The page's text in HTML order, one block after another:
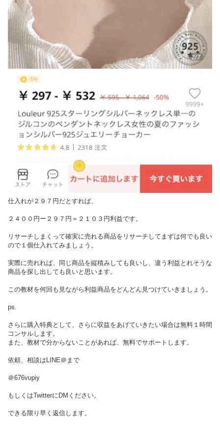
仕入れが２９７円だとすれば、
２４００円ー２９７円＝２１０３円利益です。
リサーチしまくって確実に売れる商品をリサーチしてまずは何でも良い
ので１個仕入れてみましょう。
実際に売れれば、同じ商品を縦積みしても良いし、違う利益とれそうな
商品を探し出しても良いと思います。
この教材を何回も見ながら利益商品をどんどん見つけていきましょう。
ps.
さらに購入特典として、さらに収益をあげていきたい場合は無料１時間
コンサルします。
また、教材で分からないことがあれば、無料でサポートします。
依頼、相談はLINE＠まで
＠676vupiy
もしくはTwitterにDMください。
できる限り早く返信します。